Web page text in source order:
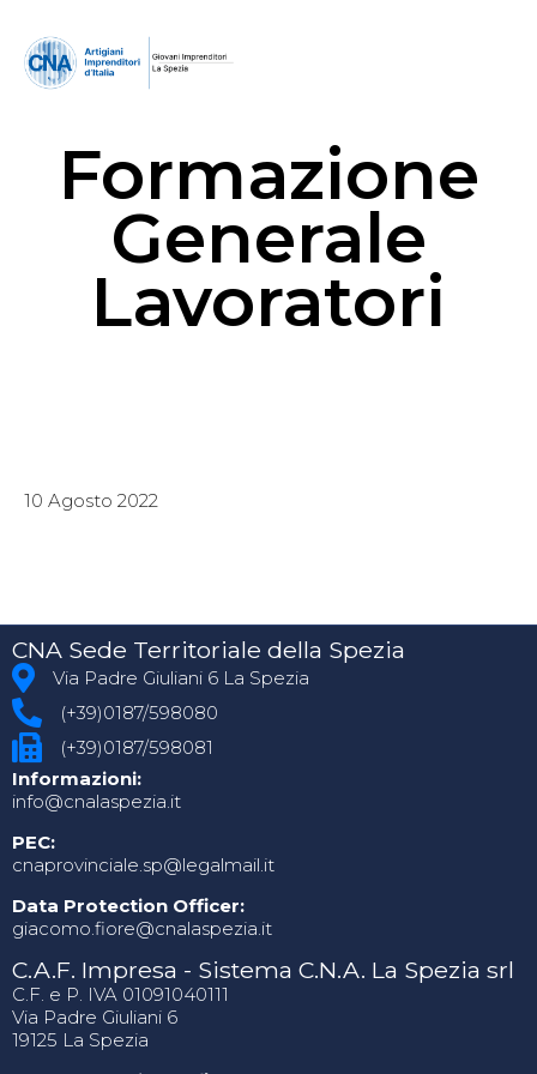
Formazione
Generale
Lavoratori
10 Agosto 2022
CNA Sede Territoriale della Spezia
Via Padre Giuliani 6 La Spezia
(+39)0187/598080
(+39)0187/598081
Informazioni:
info@cnalaspezia.it
PEC:
cnaprovinciale.sp@legalmail.it
Data Protection Officer:
giacomo.fiore@cnalaspezia.it
C.A.F. Impresa - Sistema C.N.A. La Spezia srl
C.F. e P. IVA 01091040111
Via Padre Giuliani 6
19125 La Spezia